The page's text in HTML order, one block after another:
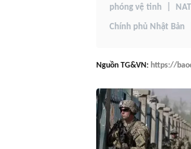
phóng vệ tinh
Chính phủ Nhật Bản
Nguồn TG&VN: https://